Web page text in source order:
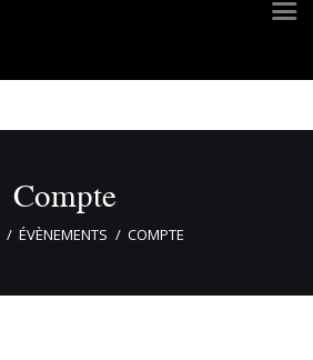
Compte
ÉVÈNEMENTS COMPTE